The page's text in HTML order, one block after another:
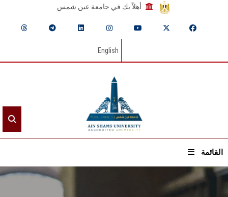
أهلاً بك في جامعة عين شمس
English
القائمة